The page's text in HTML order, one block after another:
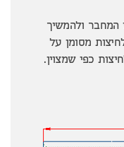
ולהמשיך
מסומן על
כפי שמצוין.